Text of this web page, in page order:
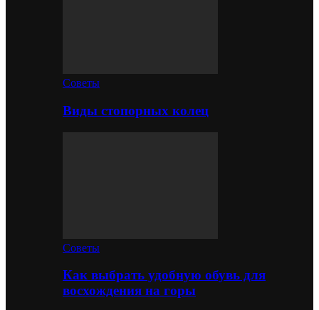
Советы
Виды стопорных колец
Советы
Как выбрать удобную обувь для
восхождения на горы